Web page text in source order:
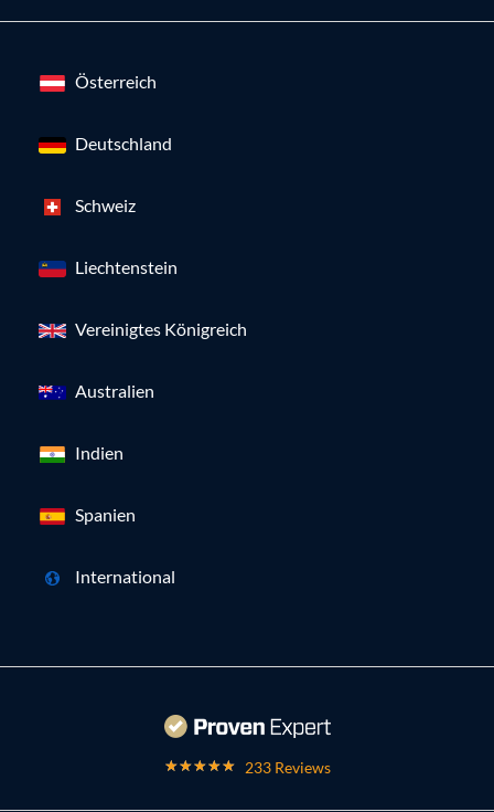
Österreich
Deutschland
Schweiz
Liechtenstein
Vereinigtes Königreich
Australien
Indien
Spanien
International
233 Reviews